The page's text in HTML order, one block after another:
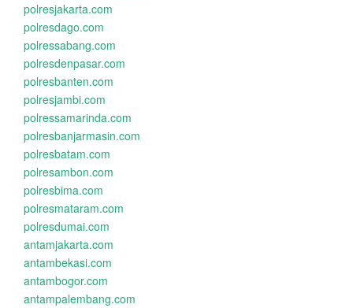
polresjakarta.com
polresdago.com
polressabang.com
polresdenpasar.com
polresbanten.com
polresjambi.com
polressamarinda.com
polresbanjarmasin.com
polresbatam.com
polresambon.com
polresbima.com
polresmataram.com
polresdumai.com
antamjakarta.com
antambekasi.com
antambogor.com
antampalembang.com